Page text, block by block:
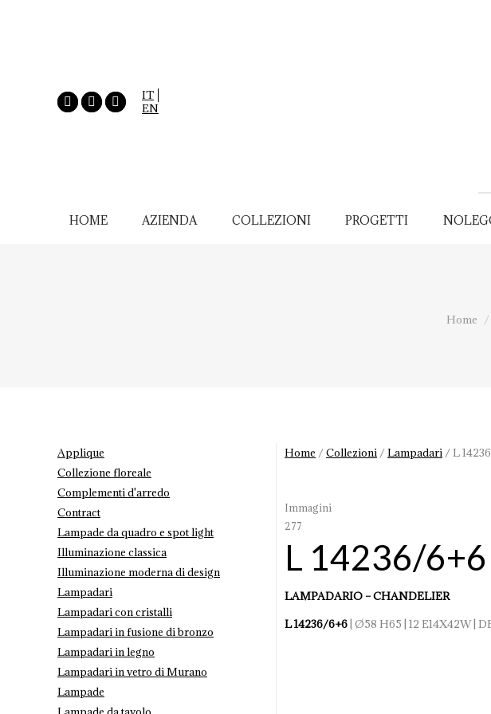
IT
EN
HOME AZIENDA COLLEZIONI PROGETTI
You are
Home
Home /Collezioni /Lampadari /L
Immagini
277
L 14236/6+6
LAMPADARIO – CHANDELIER
L 14236/6+6 | Ø58 H65 | 12 E14X42W |
Applique
Collezione floreale
Complementi d'arredo
Contract
Lampade da quadro e spot light
Illuminazione classica
Illuminazione moderna di design
Lampadari
Lampadari con cristalli
Lampadari in fusione di bronzo
Lampadari in legno
Lampadari in vetro di Murano
Lampade